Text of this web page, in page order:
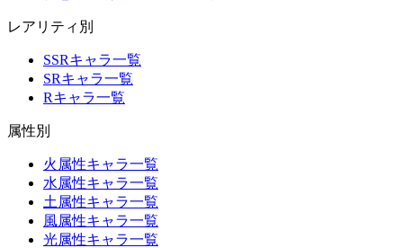
レアリティ別
SSRキャラ一覧
SRキャラ一覧
Rキャラ一覧
属性別
火属性キャラ一覧
水属性キャラ一覧
土属性キャラ一覧
風属性キャラ一覧
光属性キャラ一覧